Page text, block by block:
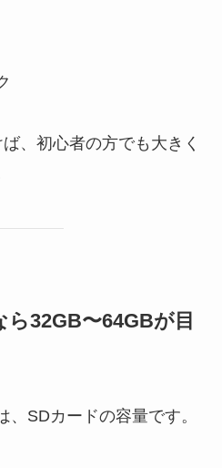
、初心者の方でも大きく
32GB〜64GBが目
、SDカードの容量です。